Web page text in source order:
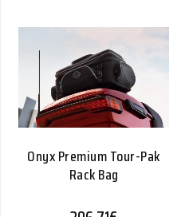
Onyx Premium Tour-Pak
Rack Bag